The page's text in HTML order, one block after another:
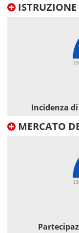
ISTRUZIONE
Incidenza
MERCATO